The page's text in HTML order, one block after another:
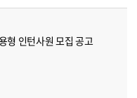
형 인턴사원 모집 공고